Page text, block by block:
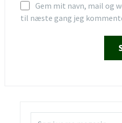
Gem mit navn, mail og
til næste gang jeg